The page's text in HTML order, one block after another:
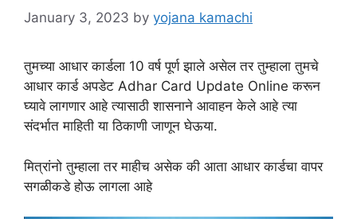
January 3, 2023 by yojana kamachi
तुमच्या आधार कार्डला 10 वर्ष पूर्ण झाले असेल तर तुम्हाला तुमचे
आधार कार्ड अपडेट Adhar Card Update Online करून
घ्यावे लागणार आहे त्यासाठी शासनाने आवाहन केले आहे त्या
संदर्भात माहिती या ठिकाणी जाणून घेऊया.
मित्रांनो तुम्हाला तर माहीच असेक की आता आधार कार्डचा वापर
सगळीकडे होऊ लागला आहे